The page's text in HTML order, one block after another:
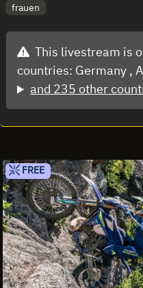
frauen
This livestream is
countries: Germany ,
and 235 other
FREE